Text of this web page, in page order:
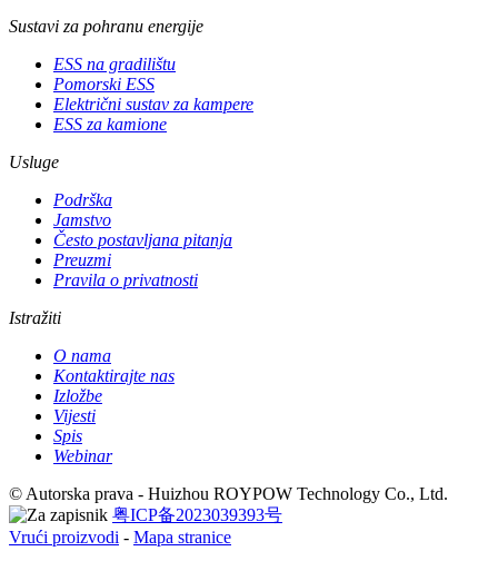
Sustavi za pohranu energije
ESS na gradilištu
Pomorski ESS
Električni sustav za kampere
ESS za kamione
Usluge
Podrška
Jamstvo
Često postavljana pitanja
Preuzmi
Pravila o privatnosti
Istražiti
O nama
Kontaktirajte nas
Izložbe
Vijesti
Spis
Webinar
© Autorska prava - Huizhou ROYPOW Technology Co., Ltd.
粤ICP备2023039393号
Vrući proizvodi - Mapa stranice